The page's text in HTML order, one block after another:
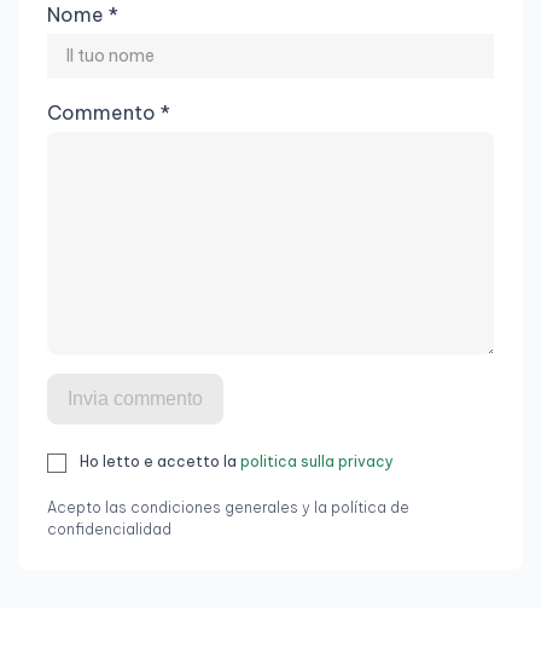
Nome *
Commento *
Invia commento
Ho letto e accetto la politica sulla privacy
Acepto las condiciones generales y la política de
confidencialidad